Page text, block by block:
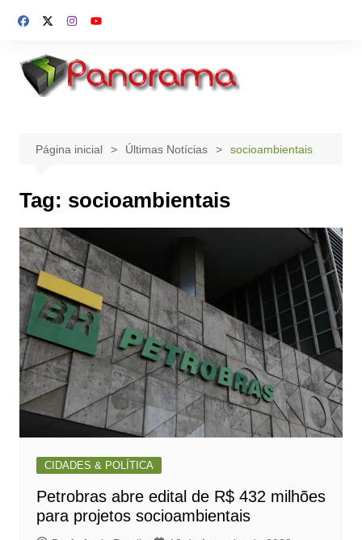
para
conteúdo
Página inicial Últimas Notícias socioambientais
Tag: socioambientais
CIDADES & POLÍTICA
Petrobras abre edital de R$ 432 milhões
para projetos socioambientais